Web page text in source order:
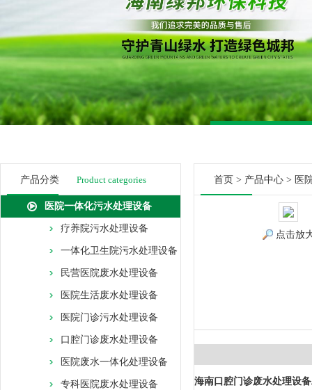
产品分类 Product categories
医院一体化污水处理设备
疗养院污水处理设备
一体化卫生院污水处理设备
民营医院废水处理设备
医院生活废水处理设备
医院门诊污水处理设备
口腔门诊废水处理设备
医院废水一体化处理设备
专科医院废水处理设备
首页 > 产品中心 > 医
点击放
海南口腔门诊废水处理设